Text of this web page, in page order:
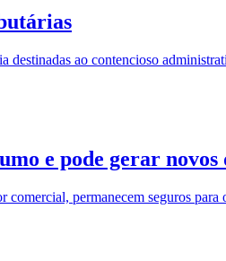
destinadas ao contencioso
e pode gerar
permanecem seguros para